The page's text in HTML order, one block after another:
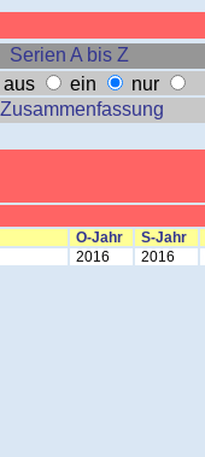
Serien A bis Z
aus ein
nur
Zusammenfassung
O-Jahr S-Jahr
2016 2016